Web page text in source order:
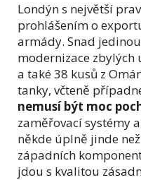
Londýn s největší
prohlášením o
armády. Snad
modernizace zbylých
a také 38 kusů z
tanky, včteně
nemusí být moc
zaměřovací systémy
někde úplně jinde
západních
jdou s kvalitou